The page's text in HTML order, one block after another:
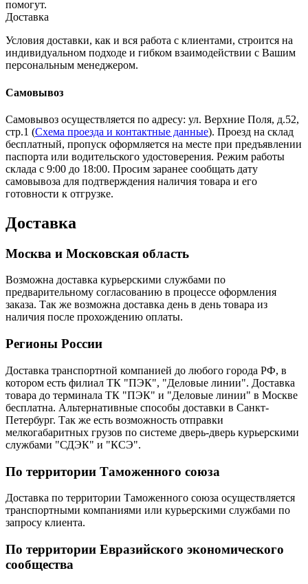
помогут.
Доставка
Условия доставки, как и вся работа с клиентами, строится на
индивидуальном подходе и гибком взаимодействии с Вашим
персональным менеджером.
Самовывоз
Самовывоз осуществляется по адресу: ул. Верхние Поля, д.52,
стр.1 (Схема проезда и контактные данные). Проезд на склад
бесплатный, пропуск оформляется на месте при предъявлении
паспорта или водительского удостоверения. Режим работы
склада с 9:00 до 18:00. Просим заранее сообщать дату
самовывоза для подтверждения наличия товара и его
готовности к отгрузке.
Доставка
Москва и Московская область
Возможна доставка курьерскими службами по
предварительному согласованию в процессе оформления
заказа. Так же возможна доставка день в день товара из
наличия после прохождению оплаты.
Регионы России
Доставка транспортной компанией до любого города РФ, в
котором есть филиал ТК "ПЭК", "Деловые линии". Доставка
товара до терминала ТК "ПЭК" и "Деловые линии" в Москве
бесплатна. Альтернативные способы доставки в Санкт-
Петербург. Так же есть возможность отправки
мелкогабаритных грузов по системе дверь-дверь курьерскими
службами "СДЭК" и "КСЭ".
По территории Таможенного союза
Доставка по территории Таможенного союза осуществляется
транспортными компаниями или курьерскими службами по
запросу клиента.
По территории Евразийского экономического
сообщества